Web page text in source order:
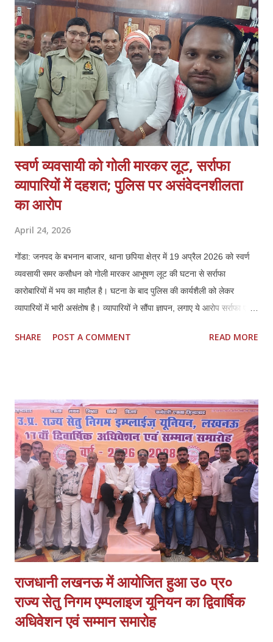
उन्हें पूरी तरह से सुरक्षित रखा जाना चाहिए। सीनियर पुलिस अधिकारियों को यह
पक्का करना चाहिए कि पुलिस पेट्रोलिंग गाड़ियां अस्पताल के इलाकों में अक्सर
पेट्रोलिंग करें।
स्वर्ण व्यवसायी को गोली मारकर लूट, सर्राफा
व्यापारियों में दहशत; पुलिस पर असंवेदनशीलता
का आरोप
April 24, 2026
गोंडा: जनपद के बभनान बाजार, थाना छपिया क्षेत्र में 19 अप्रैल 2026 को स्वर्ण
व्यवसायी समर कसौधन को गोली मारकर आभूषण लूट की घटना से सर्राफा
कारोबारियों में भय का माहौल है। घटना के बाद पुलिस की कार्यशैली को लेकर
व्यापारियों में भारी असंतोष है। व्यापारियों ने सौंपा ज्ञापन, लगाए ये आरोप सर्राफा एवं
खुद बयान दिया है, जिसका वीडियो भी मौजूद है। इसके बावजूद पुलिस ने उनके भाई
दर्ज हो। 2. समय सीमा में खुलासा कर अपराधियों की गिरफ्तारी और 100%
बरामदगी हो। 3. स्वर्ण व्यवसायी क्षेत्रों में अतिरिक्त पुलिस बल तैनात किया जाए।
4. आत्मरक्षा के लिए स्वर्ण व्यापारियों को प्राथमिकता पर शस्त्र लाइसेंस दिए जाएं।
व्यापारियों का कहना है कि घटना के बाद से माल के आवागमन में असुरक्षा महसूस हो
रही है और व्य...
SHARE POST A COMMENT READ MORE
राजधानी लखनऊ में आयोजित हुआ उ० प्र०
राज्य सेतु निगम एम्पलाइज यूनियन का द्विवार्षिक
अधिवेशन एवं सम्मान समारोह